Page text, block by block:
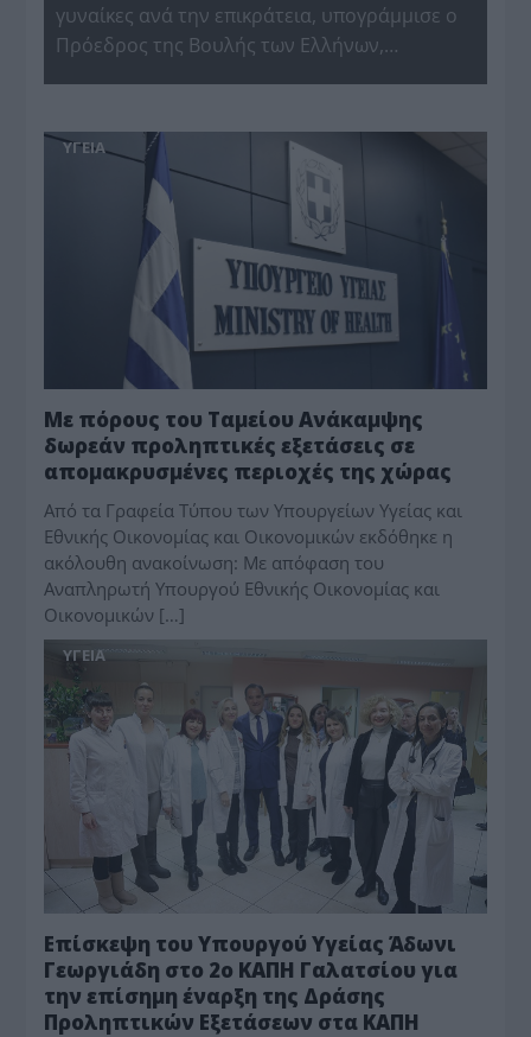
γυναίκες ανά την επικράτεια, υπογράμμισε ο
Πρόεδρος της Βουλής των Ελλήνων,…
ΥΓΕΙΑ
Με πόρους του Ταμείου Ανάκαμψης
δωρεάν προληπτικές εξετάσεις σε
απομακρυσμένες περιοχές της χώρας
Από τα Γραφεία Τύπου των Υπουργείων Υγείας και
Εθνικής Οικονομίας και Οικονομικών εκδόθηκε η
ακόλουθη ανακοίνωση: Με απόφαση του
Αναπληρωτή Υπουργού Εθνικής Οικονομίας και
Οικονομικών […]
ΥΓΕΙΑ
Επίσκεψη του Υπουργού Υγείας Άδωνι
Γεωργιάδη στο 2ο ΚΑΠΗ Γαλατσίου για
την επίσημη έναρξη της Δράσης
Προληπτικών Εξετάσεων στα ΚΑΠΗ